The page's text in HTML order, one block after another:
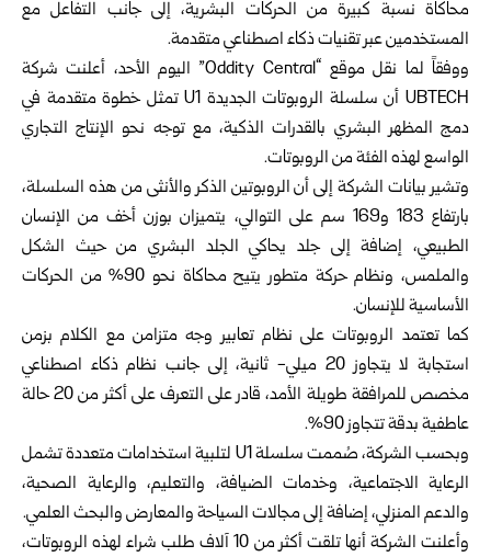
محاكاة نسبة كبيرة من الحركات البشرية، إلى جانب التفاعل مع
المستخدمين عبر تقنيات ذكاء اصطناعي متقدمة.
ووفقاً لما نقل موقع “Oddity Central” اليوم الأحد، أعلنت شركة
UBTECH أن سلسلة الروبوتات الجديدة U1 تمثل خطوة متقدمة في
دمج المظهر البشري بالقدرات الذكية، مع توجه نحو الإنتاج التجاري
الواسع لهذه الفئة من الروبوتات.
وتشير بيانات الشركة إلى أن الروبوتين الذكر والأنثى من هذه السلسلة،
بارتفاع 183 و169 سم على التوالي، يتميزان بوزن أخف من الإنسان
الطبيعي، إضافة إلى جلد يحاكي الجلد البشري من حيث الشكل
والملمس، ونظام حركة متطور يتيح محاكاة نحو 90% من الحركات
الأساسية للإنسان.
كما تعتمد الروبوتات على نظام تعابير وجه متزامن مع الكلام بزمن
استجابة لا يتجاوز 20 ميلي- ثانية، إلى جانب نظام ذكاء اصطناعي
مخصص للمرافقة طويلة الأمد، قادر على التعرف على أكثر من 20 حالة
عاطفية بدقة تتجاوز 90%.
وبحسب الشركة، صُممت سلسلة U1 لتلبية استخدامات متعددة تشمل
الرعاية الاجتماعية، وخدمات الضيافة، والتعليم، والرعاية الصحية،
والدعم المنزلي، إضافة إلى مجالات السياحة والمعارض والبحث العلمي.
وأعلنت الشركة أنها تلقت أكثر من 10 آلاف طلب شراء لهذه الروبوتات،